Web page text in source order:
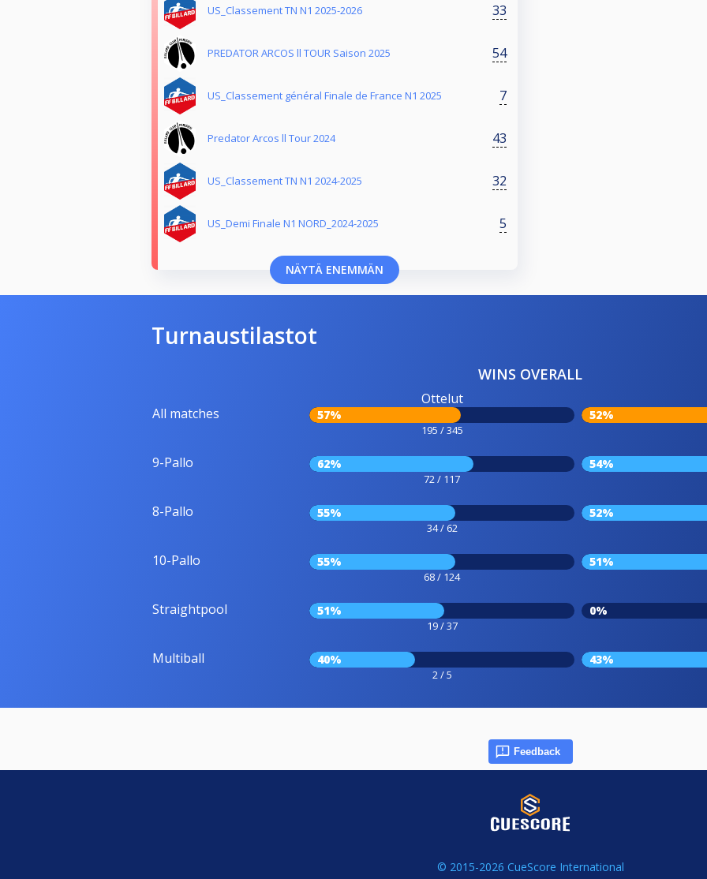
US_Classement TN N1 2025-2026 33
PREDATOR ARCOS ll TOUR Saison 2025 54
US_Classement général Finale de France N1 2025 7
Predator Arcos ll Tour 2024 43
US_Classement TN N1 2024-2025 32
US_Demi Finale N1 NORD_2024-2025 5
NÄYTÄ ENEMMÄN
Turnaustilastot
WINS OVERALL
All matches
Ottelut
57%
195 / 345
52%
9-Pallo 62%
72 / 117
54%
8-Pallo 55%
34 / 62
52%
10-Pallo 55%
68 / 124
51%
Straightpool 51%
19 / 37
0%
Multiball 40%
2 / 5
43%
Feedback
© 2015-2026 CueScore International